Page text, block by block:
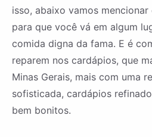
isso, abaixo vamos
para que você vá em algum
comida digna da fama. E é
reparem nos cardápios, que
Minas Gerais, mais com uma
sofisticada, cardápios
bem bonitos.